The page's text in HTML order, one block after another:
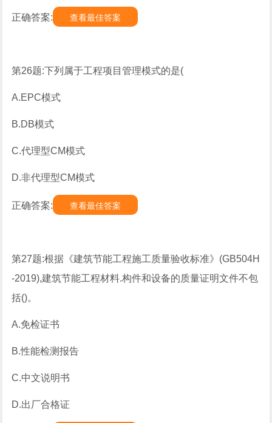
正确答案: 查看最佳答案
第26题:下列属于工程项目管理模式的是(
A.EPC模式
B.DB模式
C.代理型CM模式
D.非代理型CM模式
正确答案: 查看最佳答案
第27题:根据《建筑节能工程施工质量验收标准》(GB504H
-2019),建筑节能工程材料.构件和设备的质量证明文件不包
括()。
A.免检证书
B.性能检测报告
C.中文说明书
D.出厂合格证